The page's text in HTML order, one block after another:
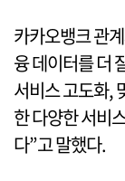
카카오뱅크 관
융 데이터를 더
서비스 고도화,
한 다양한 서비
다”고 말했다.